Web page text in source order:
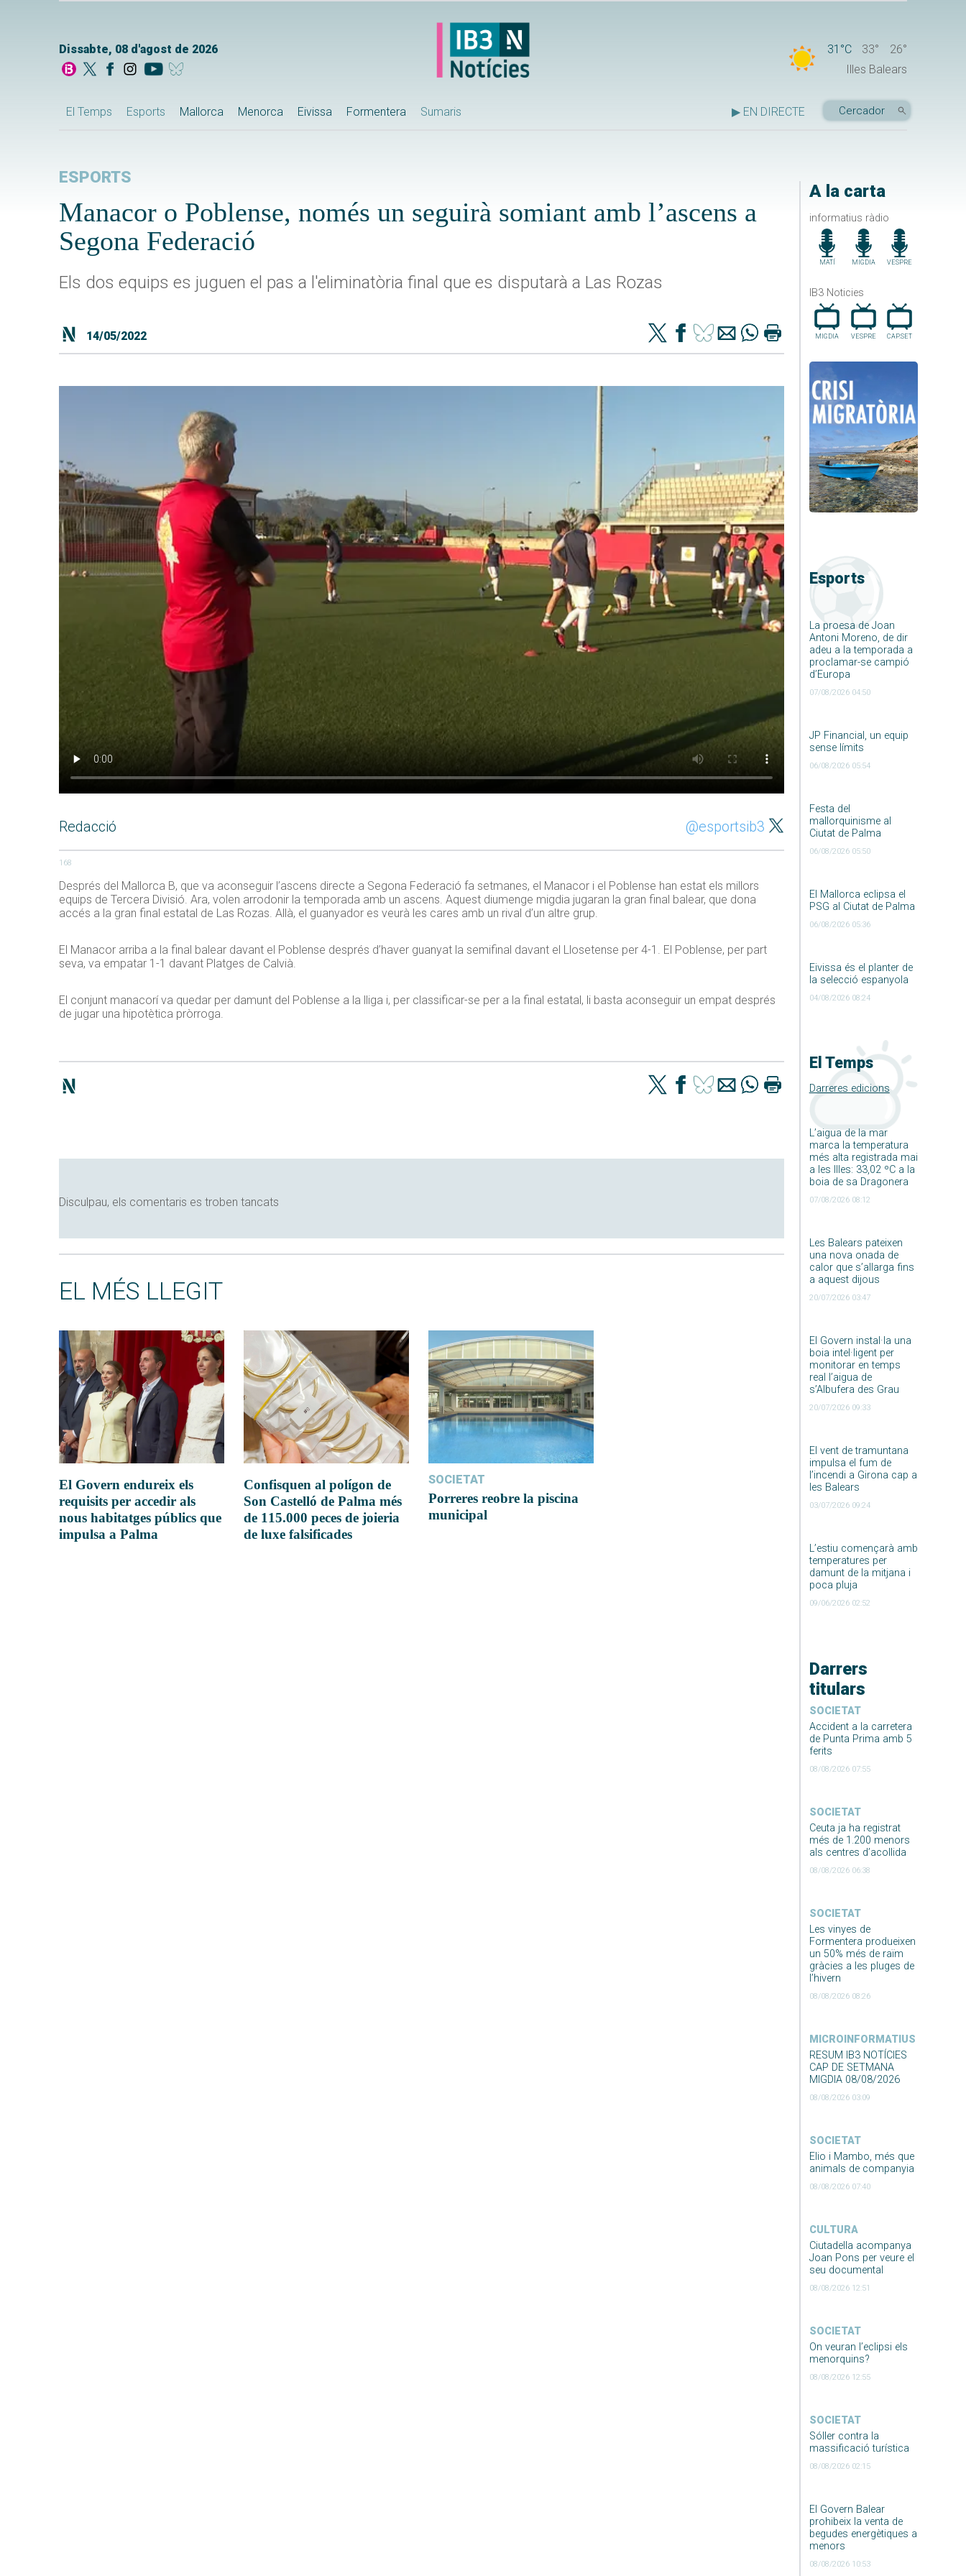
Dissabte, 08 d'agost de 2026 31°C 33°
26°
Illes Balears
El Temps Esports Mallorca Menorca Eivissa Formentera Sumaris ▶ EN DIRECTE
A la carta
informatius ràdio
MATÍ MIGDIA VESPRE
IB3 Noticies
MIGDIA VESPRE CAP.SET
Esports
La proesa de Joan
Antoni Moreno, de dir
adeu a la temporada a
proclamar-se campió
d’Europa
07/08/2026 04:50
JP Financial, un equip
sense límits
06/08/2026 05:54
Festa del
mallorquinisme al
Ciutat de Palma
06/08/2026 05:50
El Mallorca eclipsa el
PSG al Ciutat de Palma
06/08/2026 05:36
Eivissa és el planter de
la selecció espanyola
04/08/2026 08:24
El Temps
Darreres edicions
L’aigua de la mar
marca la temperatura
més alta registrada mai
a les Illes: 33,02 ºC a la
boia de sa Dragonera
07/08/2026 08:12
Les Balears pateixen
una nova onada de
calor que s’allarga fins
a aquest dijous
20/07/2026 03:47
El Govern instal·la una
boia intel·ligent per
monitorar en temps
real l’aigua de
s’Albufera des Grau
20/07/2026 09:33
El vent de tramuntana
impulsa el fum de
l’incendi a Girona cap a
les Balears
03/07/2026 09:24
L’estiu començarà amb
temperatures per
damunt de la mitjana i
poca pluja
09/06/2026 02:52
Darrers
titulars
SOCIETAT
Accident a la carretera
de Punta Prima amb 5
ferits
08/08/2026 07:55
SOCIETAT
Ceuta ja ha registrat
més de 1.200 menors
als centres d’acollida
08/08/2026 06:38
SOCIETAT
Les vinyes de
Formentera produeixen
un 50% més de raïm
gràcies a les pluges de
l’hivern
08/08/2026 08:26
MICROINFORMATIUS
RESUM IB3 NOTÍCIES
CAP DE SETMANA
MIGDIA 08/08/2026
08/08/2026 03:09
SOCIETAT
Elio i Mambo, més que
animals de companyia
08/08/2026 07:40
CULTURA
Ciutadella acompanya
Joan Pons per veure el
seu documental
08/08/2026 12:51
SOCIETAT
On veuran l’eclipsi els
menorquins?
08/08/2026 12:55
SOCIETAT
Sóller contra la
massificació turística
08/08/2026 02:15
El Govern Balear
prohibeix la venta de
begudes energètiques a
menors
08/08/2026 10:53
ESPORTS
Manacor o Poblense, només un seguirà somiant amb l’ascens a
Segona Federació
Els dos equips es juguen el pas a l'eliminatòria final que es disputarà a Las Rozas
14/05/2022
Redacció @esportsib3
168
Després del Mallorca B, que va aconseguir l’ascens directe a Segona Federació fa setmanes, el Manacor i el Poblense han estat els millors
equips de Tercera Divisió. Ara, volen arrodonir la temporada amb un ascens. Aquest diumenge migdia jugaran la gran final balear, que dona
accés a la gran final estatal de Las Rozas. Allà, el guanyador es veurà les cares amb un rival d’un altre grup.
El Manacor arriba a la final balear davant el Poblense després d’haver guanyat la semifinal davant el Llosetense per 4-1. El Poblense, per part
seva, va empatar 1-1 davant Platges de Calvià.
El conjunt manacorí va quedar per damunt del Poblense a la lliga i, per classificar-se per a la final estatal, li basta aconseguir un empat després
de jugar una hipotètica pròrroga.
Disculpau, els comentaris es troben tancats
EL MÉS LLEGIT
El Govern endureix els
requisits per accedir als
nous habitatges públics que
impulsa a Palma
Confisquen al polígon de
Son Castelló de Palma més
de 115.000 peces de joieria
de luxe falsificades
SOCIETAT
Porreres reobre la piscina
municipal